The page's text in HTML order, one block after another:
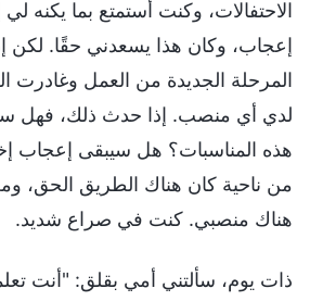
الاحتفالات، وكنت أستمتع بما يكنه
إعجاب، وكان هذا يسعدني حقًا. لكن
المرحلة الجديدة من العمل وغادرت
لدي أي منصب. إذا حدث ذلك، فهل
هذه المناسبات؟ هل سيبقى إعجاب
من ناحية كان هناك الطريق الحق،
هناك منصبي. كنت في صراع شديد.
ذات يوم، سألتني أمي بقلق: "أنت